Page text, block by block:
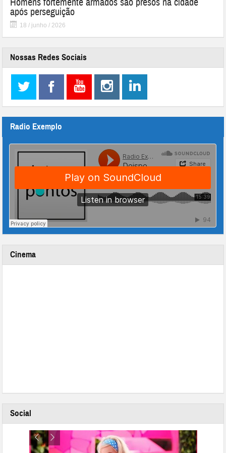
após perseguição
18 / junho / 2026
Nossas Redes Sociais
Radio Exemplo
Cinema
Social